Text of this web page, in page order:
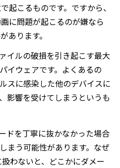
起こるものです。ですから、
に問題が起こるのが嫌なら
あります。
イルの破損を引き起こす最大
イウェアです。よくあるの
スに感染した他のデバイスに
影響を受けてしまうというも
ドを丁寧に抜かなかった場合
まう可能性があります。なぜ
わないと、どこかにダメー